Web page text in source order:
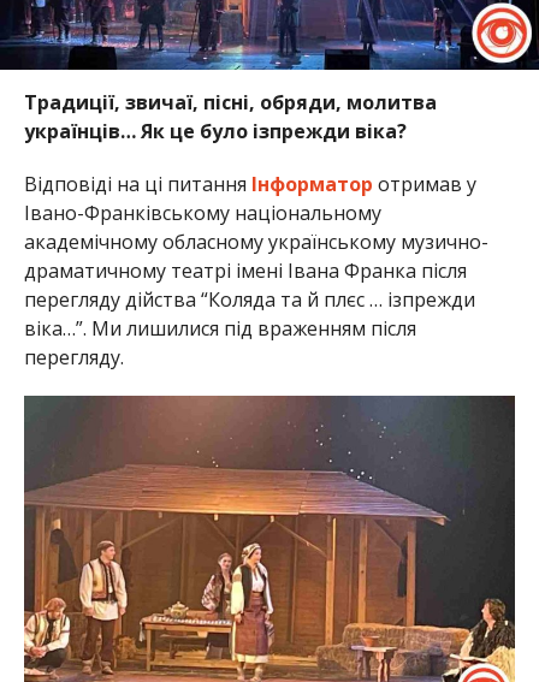
Традиції, звичаї, пісні, обряди, молитва
українців… Як це було ізпрежди віка?
Відповіді на ці питання Інформатор отримав у
Івано-Франківському національному
академічному обласному українському музично-
драматичному театрі імені Івана Франка після
перегляду дійства “Коляда та й плєс … ізпрежди
віка…”. Ми лишилися під враженням після
перегляду.